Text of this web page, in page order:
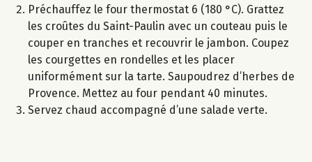
Préchauffez le four thermostat 6 (180 °C). Grattez
les croûtes du Saint-Paulin avec un couteau puis le
couper en tranches et recouvrir le jambon. Coupez
les courgettes en rondelles et les placer
uniformément sur la tarte. Saupoudrez d’herbes de
Provence. Mettez au four pendant 40 minutes.
Servez chaud accompagné d’une salade verte.